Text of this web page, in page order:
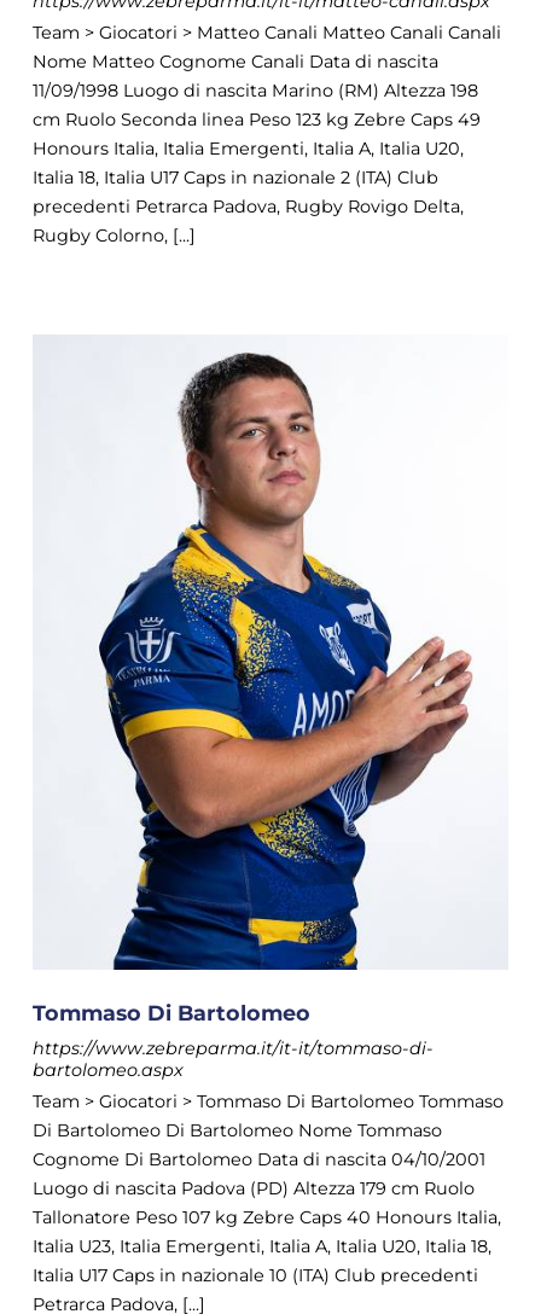
Team > Giocatori > Matteo Canali Matteo Canali Canali
Nome Matteo Cognome Canali Data di nascita
11/09/1998 Luogo di nascita Marino (RM) Altezza 198
cm Ruolo Seconda linea Peso 123 kg Zebre Caps 49
Honours Italia, Italia Emergenti, Italia A, Italia U20,
Italia 18, Italia U17 Caps in nazionale 2 (ITA) Club
precedenti Petrarca Padova, Rugby Rovigo Delta,
Rugby Colorno, [...]
Tommaso Di Bartolomeo
https://www.zebreparma.it/it-it/tommaso-di-
bartolomeo.aspx
Team > Giocatori > Tommaso Di Bartolomeo Tommaso
Di Bartolomeo Di Bartolomeo Nome Tommaso
Cognome Di Bartolomeo Data di nascita 04/10/2001
Luogo di nascita Padova (PD) Altezza 179 cm Ruolo
Tallonatore Peso 107 kg Zebre Caps 40 Honours Italia,
Italia U23, Italia Emergenti, Italia A, Italia U20, Italia 18,
Italia U17 Caps in nazionale 10 (ITA) Club precedenti
Petrarca Padova, [...]